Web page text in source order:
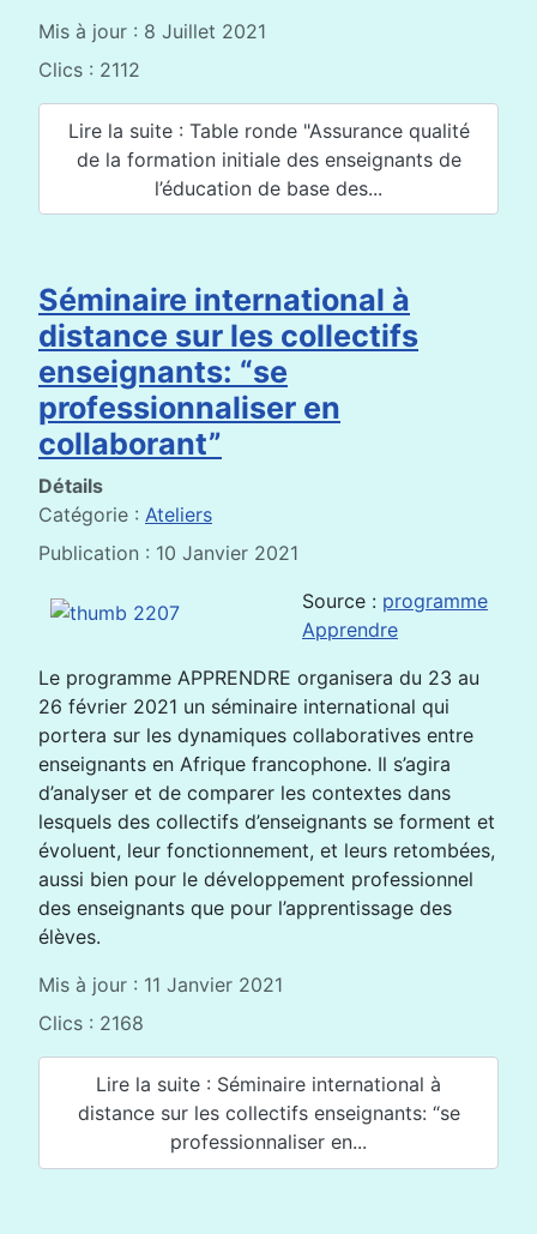
Mis à jour : 8 Juillet 2021
Clics : 2112
Lire la suite : Table ronde "Assurance qualité
de la formation initiale des enseignants de
l’éducation de base des...
Séminaire international à
distance sur les collectifs
enseignants: “se
professionnaliser en
collaborant”
Détails
Catégorie : Ateliers
Publication : 10 Janvier 2021
Source : programme
Apprendre
Le programme APPRENDRE organisera du 23 au
26 février 2021 un séminaire international qui
portera sur les dynamiques collaboratives entre
enseignants en Afrique francophone. Il s’agira
d’analyser et de comparer les contextes dans
lesquels des collectifs d’enseignants se forment et
évoluent, leur fonctionnement, et leurs retombées,
aussi bien pour le développement professionnel
des enseignants que pour l’apprentissage des
élèves.
Mis à jour : 11 Janvier 2021
Clics : 2168
Lire la suite : Séminaire international à
distance sur les collectifs enseignants: “se
professionnaliser en...